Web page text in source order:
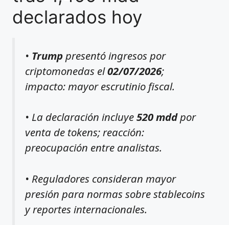
declarados hoy
• Trumppresentó ingresos por
criptomonedas el02/07/2026;
impacto: mayor escrutinio fiscal.
• La declaración incluye520 mddpor
venta de tokens; reacción:
preocupación entre analistas.
• Reguladores consideran mayor
presión para normas sobre stablecoins
y reportes internacionales.